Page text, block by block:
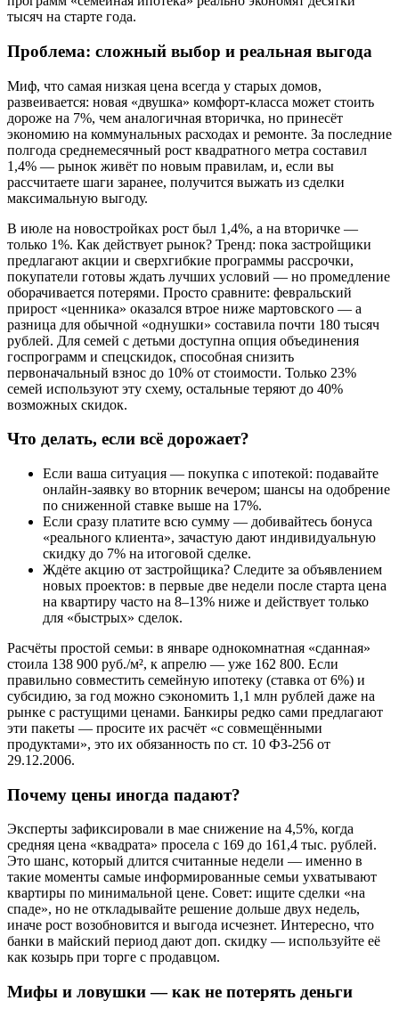
тысяч на старте года.
Проблема: сложный выбор и реальная выгода
Миф, что самая низкая цена всегда у старых домов,
развеивается: новая «двушка» комфорт-класса может стоить
дороже на 7%, чем аналогичная вторичка, но принесёт
экономию на коммунальных расходах и ремонте. За последние
полгода среднемесячный рост квадратного метра составил
1,4% — рынок живёт по новым правилам, и, если вы
рассчитаете шаги заранее, получится выжать из сделки
максимальную выгоду.
В июле на новостройках рост был 1,4%, а на вторичке —
только 1%. Как действует рынок? Тренд: пока застройщики
предлагают акции и сверхгибкие программы рассрочки,
покупатели готовы ждать лучших условий — но промедление
оборачивается потерями. Просто сравните: февральский
прирост «ценника» оказался втрое ниже мартовского — а
разница для обычной «однушки» составила почти 180 тысяч
рублей. Для семей с детьми доступна опция объединения
госпрограмм и спецскидок, способная снизить
первоначальный взнос до 10% от стоимости. Только 23%
семей используют эту схему, остальные теряют до 40%
возможных скидок.
Что делать, если всё дорожает?
Если ваша ситуация — покупка с ипотекой: подавайте
онлайн-заявку во вторник вечером; шансы на одобрение
по сниженной ставке выше на 17%.
Если сразу платите всю сумму — добивайтесь бонуса
«реального клиента», зачастую дают индивидуальную
скидку до 7% на итоговой сделке.
Ждёте акцию от застройщика? Следите за объявлением
новых проектов: в первые две недели после старта цена
на квартиру часто на 8–13% ниже и действует только
для «быстрых» сделок.
Расчёты простой семьи: в январе однокомнатная «сданная»
стоила 138 900 руб./м², к апрелю — уже 162 800. Если
правильно совместить семейную ипотеку (ставка от 6%) и
субсидию, за год можно сэкономить 1,1 млн рублей даже на
рынке с растущими ценами. Банкиры редко сами предлагают
эти пакеты — просите их расчёт «с совмещёнными
продуктами», это их обязанность по ст. 10 ФЗ-256 от
29.12.2006.
Почему цены иногда падают?
Эксперты зафиксировали в мае снижение на 4,5%, когда
средняя цена «квадрата» просела с 169 до 161,4 тыс. рублей.
Это шанс, который длится считанные недели — именно в
такие моменты самые информированные семьи ухватывают
квартиры по минимальной цене. Совет: ищите сделки «на
спаде», но не откладывайте решение дольше двух недель,
иначе рост возобновится и выгода исчезнет. Интересно, что
банки в майский период дают доп. скидку — используйте её
как козырь при торге с продавцом.
Мифы и ловушки — как не потерять деньги